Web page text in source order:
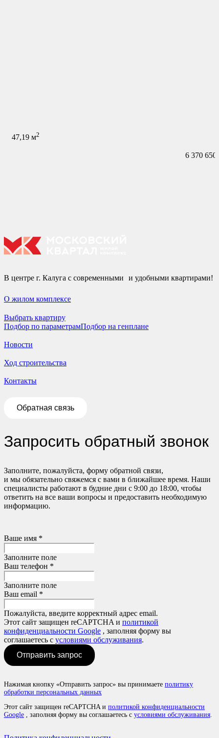
47,19 м2
6 370 650
В центре г. Калуга с современными и удобными квартирами!
О жилом комплексе
Выбрать квартиру
Подбор по параметрамПодбор на генплане
Новости
Ход строительства
Контакты
Обратная связь
Запросить обратный звонок
Заполните, пожалуйста, форму обратной связи,
и мы обязательно свяжемся с вами в ближайшее время. Наши
специалисты работают в будние дни с 9:00 до 18:00, чтобы
ответить на все ваши вопросы и предоставить необходимую
информацию.
Ваше имя *
Заполните поле
Ваш телефон *
Заполните поле
Ваш email *
Пожалуйста, введите корректный адрес email.
Этот сайт защищен reCAPTCHA и политикой
конфиденциальности Google , заполняя форму вы
соглашаетесь с условиями обслуживания.
Отправить запрос
Нажимая кнопку «Отправить запрос» вы принимаете политику
обработки персональных данных
Этот сайт защищен reCAPTCHA и политикой конфиденциальности
Google , заполняя форму вы соглашаетесь с условиями обслуживания